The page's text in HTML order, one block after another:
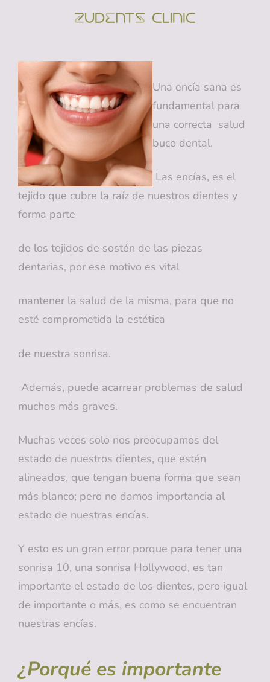
Una encía sana es
fundamental para
una correcta salud
buco dental.
Las encías, es el
tejido que cubre la raíz de nuestros dientes y
forma parte
de los tejidos de sostén de las piezas
dentarias, por ese motivo es vital
mantener la salud de la misma, para que no
esté comprometida la estética
de nuestra sonrisa.
Además, puede acarrear problemas de salud
muchos más graves.
Muchas veces solo nos preocupamos del
estado de nuestros dientes, que estén
alineados, que tengan buena forma que sean
más blanco; pero no damos importancia al
estado de nuestras encías.
Y esto es un gran error porque para tener una
sonrisa 10, una sonrisa Hollywood, es tan
importante el estado de los dientes, pero igual
de importante o más, es como se encuentran
nuestras encías.
¿Porqué es importante